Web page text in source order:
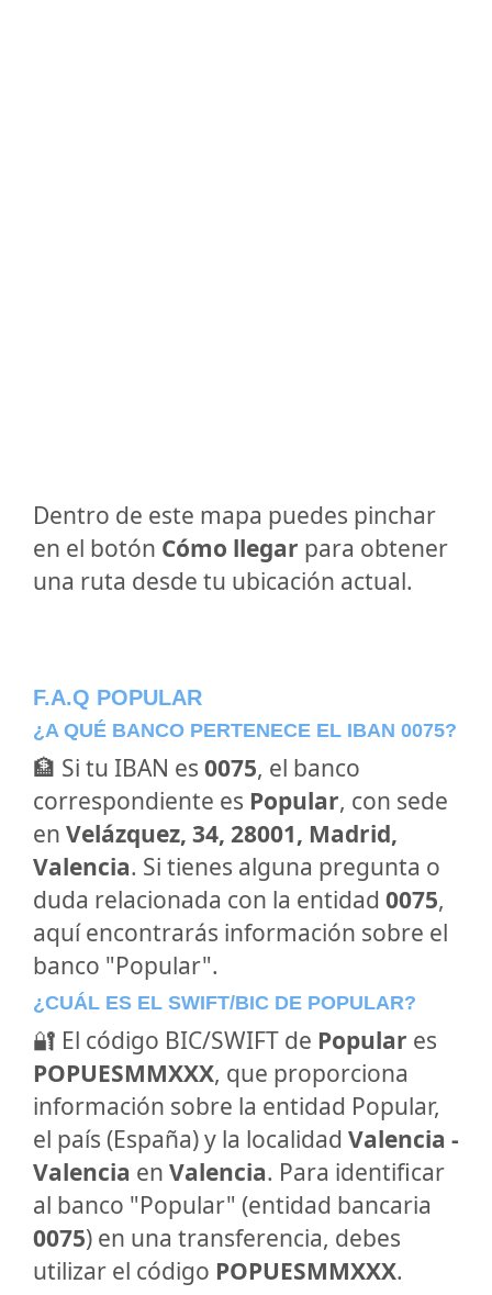
Dentro de este mapa puedes pinchar
en el botón Cómo llegar para obtener
una ruta desde tu ubicación actual.
F.A.Q POPULAR
¿A QUÉ BANCO PERTENECE EL IBAN 0075?
🏦 Si tu IBAN es 0075, el banco
correspondiente es Popular, con sede
en Velázquez, 34, 28001, Madrid,
Valencia. Si tienes alguna pregunta o
duda relacionada con la entidad 0075,
aquí encontrarás información sobre el
banco "Popular".
¿CUÁL ES EL SWIFT/BIC DE POPULAR?
🔐 El código BIC/SWIFT de Popular es
POPUESMMXXX, que proporciona
información sobre la entidad Popular,
el país (España) y la localidad Valencia -
Valencia en Valencia. Para identificar
al banco "Popular" (entidad bancaria
0075) en una transferencia, debes
utilizar el código POPUESMMXXX.